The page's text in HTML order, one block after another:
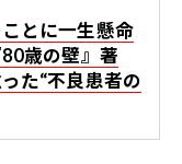
とに一生懸命
歳の壁』著
た“不良患者の